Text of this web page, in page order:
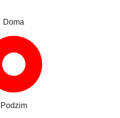
Doma
Podzim